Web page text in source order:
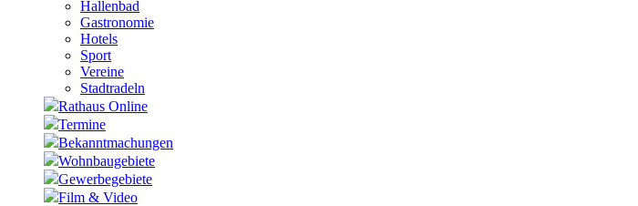
Hallenbad
Gastronomie
Hotels
Sport
Vereine
Stadtradeln
Rathaus Online
Termine
Bekanntmachungen
Wohnbaugebiete
Gewerbegebiete
Film & Video